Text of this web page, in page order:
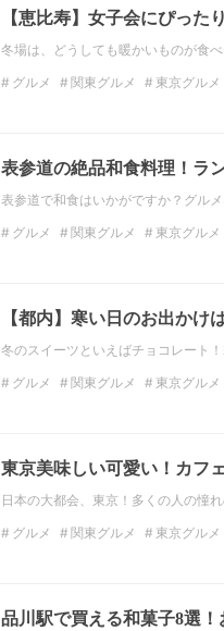
【恵比寿】女子会にぴった
冬場は、どうしても暖かいものが食
グルメ 関東グルメ 東京グルメ
表参道の絶品和食料理！ラ
表参道で和食はいかがですか？グル
グルメ 関東グルメ 東京グルメ
【都内】寒い日のお出かけ
冬のスイーツといえばチョコレート
グルメ 関東グルメ 東京グルメ
東京美味しい可愛い！カフ
日本の大都会、東京！多くの人の憧
グルメ 関東グルメ 東京グルメ
品川駅で買える和菓子8選